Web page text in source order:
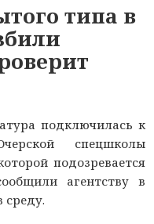
типа в
подключилась к
спецшколы
подозревается
агентству в
среду.